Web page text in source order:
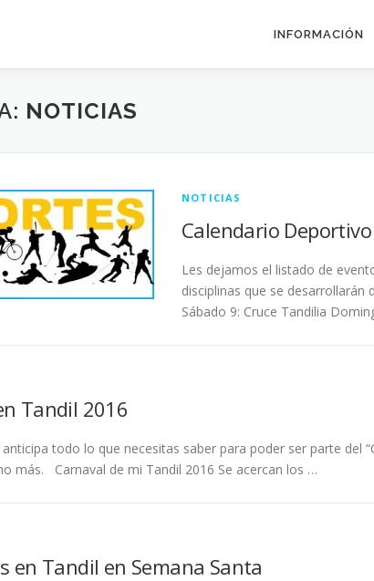
INFORMACIÓN
NOTICIAS
NOTICIAS
Calendario
Les dejamos el listado de
disciplinas que se desarrollarán
Sábado 9: Cruce Tandilia
Tandil 2016
todo lo que necesitas saber para poder ser parte del
más. Carnaval de mi Tandil 2016 Se acercan los …
en Tandil en Semana Santa